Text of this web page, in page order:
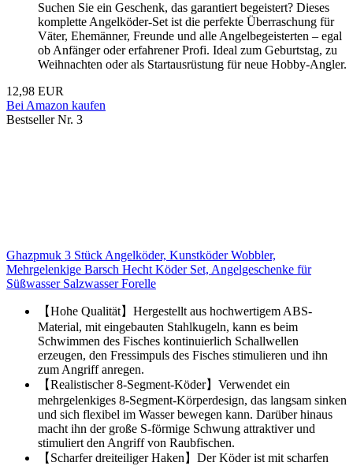
Suchen Sie ein Geschenk, das garantiert begeistert? Dieses
komplette Angelköder-Set ist die perfekte Überraschung für
Väter, Ehemänner, Freunde und alle Angelbegeisterten – egal
ob Anfänger oder erfahrener Profi. Ideal zum Geburtstag, zu
Weihnachten oder als Startausrüstung für neue Hobby-Angler.
12,98 EUR
Bei Amazon kaufen
Bestseller Nr. 3
Ghazpmuk 3 Stück Angelköder, Kunstköder Wobbler,
Mehrgelenkige Barsch Hecht Köder Set, Angelgeschenke für
Süßwasser Salzwasser Forelle
【Hohe Qualität】Hergestellt aus hochwertigem ABS-
Material, mit eingebauten Stahlkugeln, kann es beim
Schwimmen des Fisches kontinuierlich Schallwellen
erzeugen, den Fressimpuls des Fisches stimulieren und ihn
zum Angriff anregen.
【Realistischer 8-Segment-Köder】Verwendet ein
mehrgelenkiges 8-Segment-Körperdesign, das langsam sinken
und sich flexibel im Wasser bewegen kann. Darüber hinaus
macht ihn der große S-förmige Schwung attraktiver und
stimuliert den Angriff von Raubfischen.
【Scharfer dreiteiliger Haken】Der Köder ist mit scharfen